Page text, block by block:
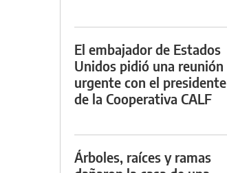
El embajador de Estados
Unidos pidió una reunión
urgente con el presidente
de la Cooperativa CALF
Árboles, raíces y ramas